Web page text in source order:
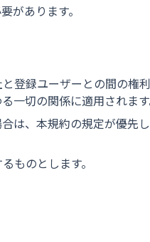
があります。
登録ユーザーとの間の権
一切の関係に適用されます
は、本規約の規定が優先
ものとします。